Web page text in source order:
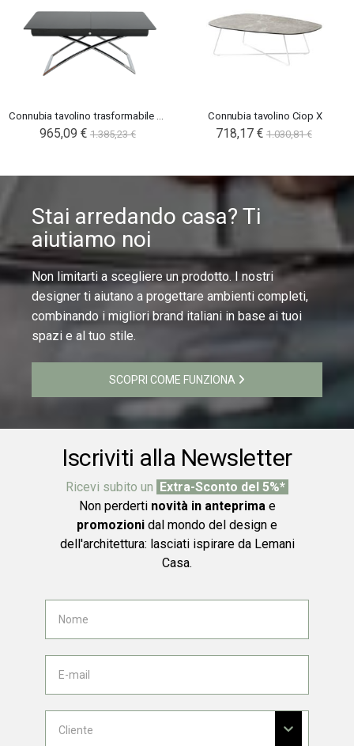
Connubia tavolino trasformabile Magic-J
965,09 € 1.385,23 €
Connubia tavolino Ciop X
718,17 € 1.030,81 €
Stai arredando casa? Ti
aiutiamo noi
Non limitarti a scegliere un prodotto. I nostri
designer ti aiutano a progettare ambienti completi,
combinando i migliori brand italiani in base ai tuoi
spazi e al tuo stile.
SCOPRI COME FUNZIONA
Iscriviti alla Newsletter
Ricevi subito un Extra-Sconto del 5%*
Non perderti novità in anteprimae
promozioni dal mondo del design e
dell'architettura: lasciati ispirare da Lemani
Casa.